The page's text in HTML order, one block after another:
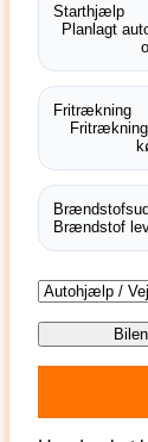
Starthjælp
Planlagt
Fritrækning
Brændstof